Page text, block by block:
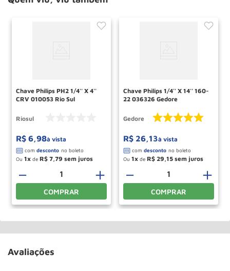
Chave Philips PH2 1/4'' X 4''
CRV 010053 Rio Sul
Riosul
R$ 6,98à vista
Ou 1 de R$ 7,79
＋
－
COMPRAR
Chave Philips 1/4'' X 14'' 160-
22 036326 Gedore
Gedore
R$ 26,13à vista
Ou 1 de R$ 29,15
＋
－
COMPRAR
Avaliações